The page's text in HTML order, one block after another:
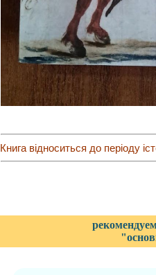
Книга відноситься до періоду